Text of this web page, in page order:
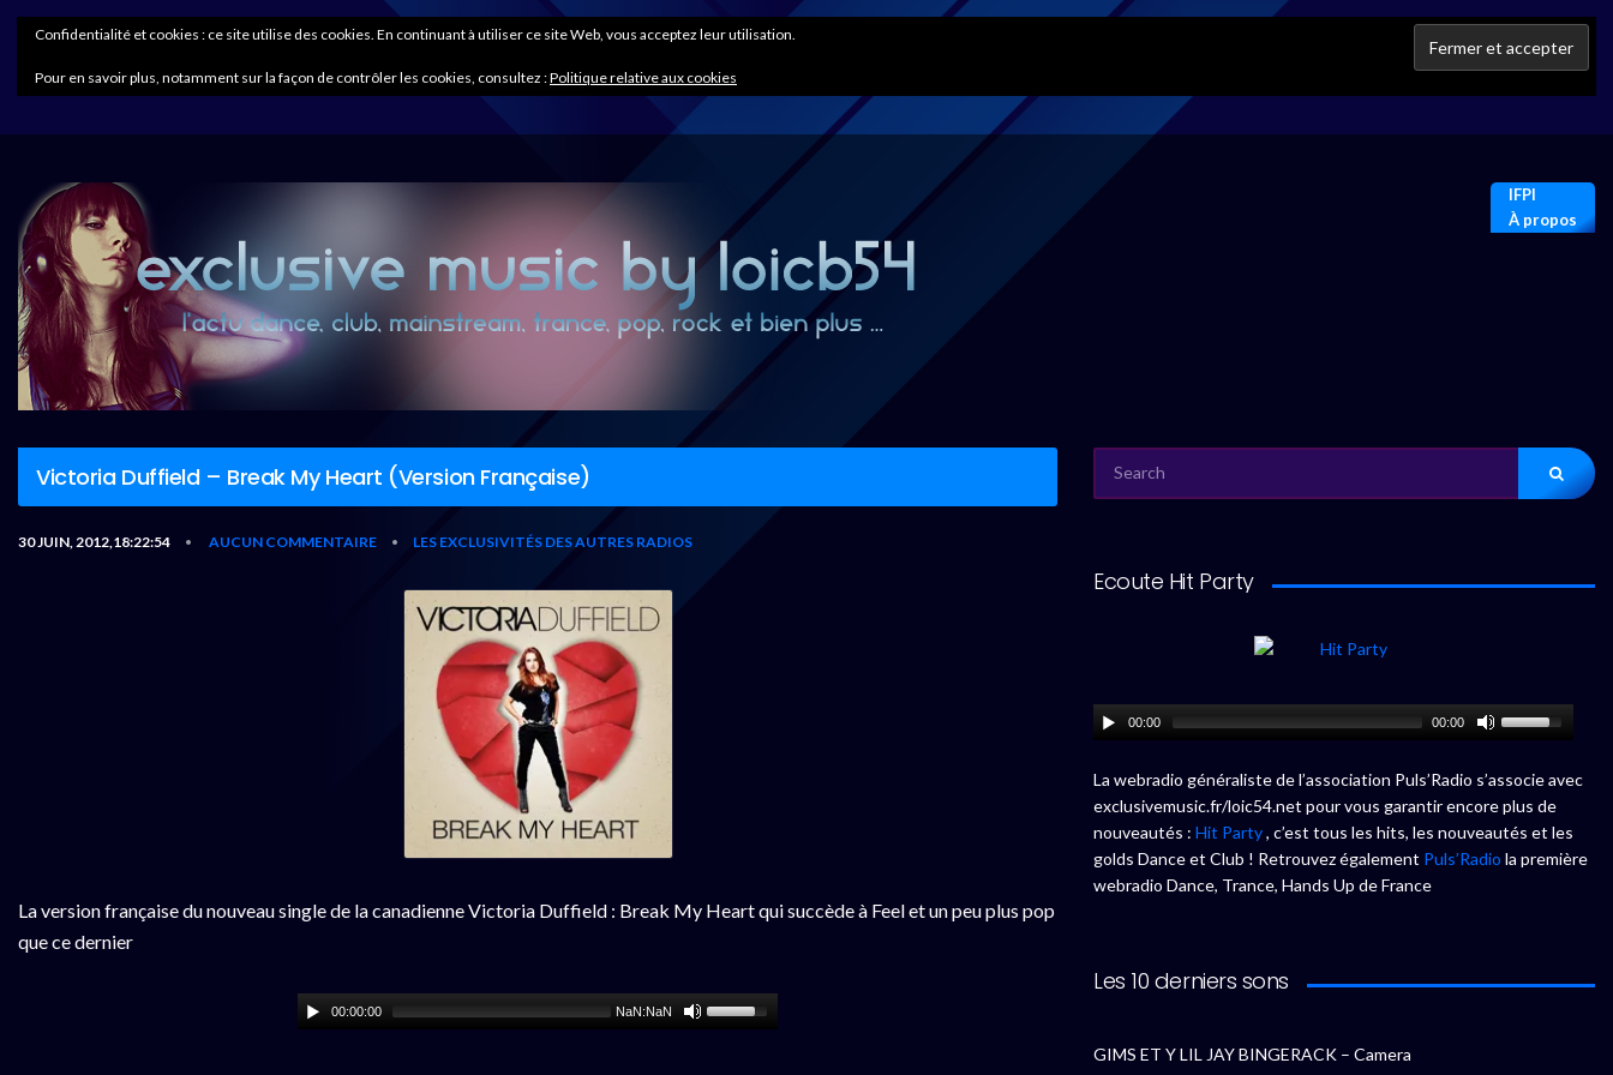
IFPI
À propos
Victoria Duffield – Break My Heart (Version Française)
30 JUIN, 2012,18:22:54 • AUCUN COMMENTAIRE • LES EXCLUSIVITÉS DES AUTRES RADIOS
La version française du nouveau single de la canadienne Victoria Duffield : Break My Heart qui succède à Feel et un peu plus pop
que ce dernier
00:00:00 NaN:NaN
FOR:
Ecoute Hit Party
00:00 00:00
La webradio généraliste de l’association Puls’Radio s’associe avec
exclusivemusic.fr/loic54.net pour vous garantir encore plus de
nouveautés : Hit Party, c’est tous les hits, les nouveautés et les
golds Dance et Club ! Retrouvez également Puls’Radio la première
webradio Dance, Trance, Hands Up de France
Les 10 derniers sons
GIMS ET Y LIL JAY BINGERACK – Camera
Confidentialité et cookies : ce site utilise des cookies. En continuant à utiliser ce site Web, vous acceptez leur utilisation.
Pour en savoir plus, notamment sur la façon de contrôler les cookies, consultez :Politique relative aux cookies